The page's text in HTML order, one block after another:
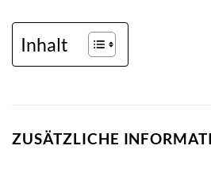
Inhalt
ZUSÄTZLICHE